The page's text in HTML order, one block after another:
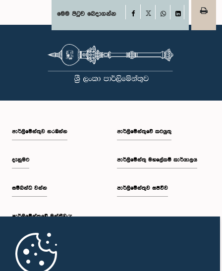
මෙම පිටුව බෙදාගන්න Facebook
WhatsAppLinkedIn
පාර්ලි‌මේන්තුව නරඹන්න
දැනුමට
සම්බන්ධ වන්න
පාර්ලි‌මේන්තුවේ මන්ත්‍රීවරු
මුල් පිටුව
පාර්ලිමේන්තුවේ කටයුතු
පාර්ලිමේන්තු මහලේකම් කාර්යාලය
පාර්ලිමේන්තුව සජීවීව